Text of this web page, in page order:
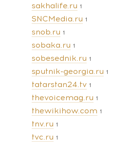
sakhalife.ru 1
SNCMedia.ru 1
snob.ru 1
sobaka.ru 1
sobesednik.ru 1
sputnik-georgia.ru 1
tatarstan24.tv 1
thevoicemag.ru 1
thewikihow.com 1
tnv.ru 1
tvc.ru 1